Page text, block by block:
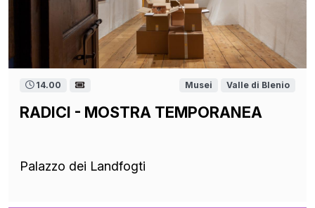
14.00 Musei Valle di Blenio
RADICI - MOSTRA TEMPORANEA
Palazzo dei Landfogti